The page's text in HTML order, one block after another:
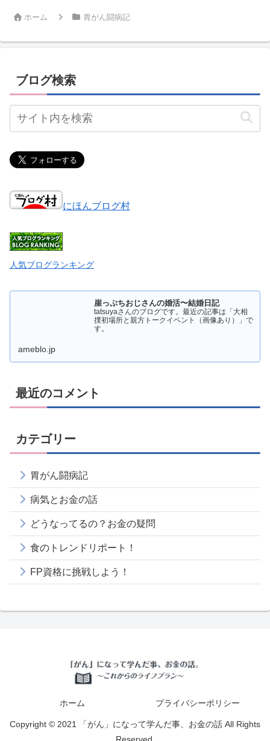
ホーム 胃がん闘病記
ブログ検索
にほんブログ村
人気ブログランキング
崖っぷちおじさんの婚活〜結婚日記
tatsuyaさんのブログです。最近の記事は「大相
撲初場所と親方トークイベント（画像あり）」で
す。
ameblo.jp
最近のコメント
カテゴリー
胃がん闘病記
病気とお金の話
どうなってるの？お金の疑問
食のトレンドリポート！
FP資格に挑戦しよう！
ホーム プライバシーポリシー
Copyright © 2021 「がん」になって学んだ事、お金の話 All Rights